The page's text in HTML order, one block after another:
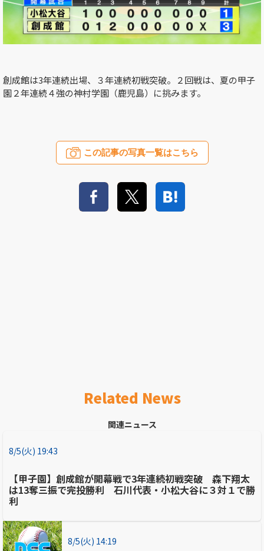
創成館は3年連続出場、３年連続初戦突破。２回戦は、夏の甲子
園２年連続４強の神村学園（鹿児島）に挑みます。
この記事の写真一覧はこちら
Related News
関連ニュース
8/5(火) 19:43
【甲子園】創成館が開幕戦で3年連続初戦突破 森下翔太
は13奪三振で完投勝利 石川代表・小松大谷に３対１で勝
利
8/5(火) 14:19